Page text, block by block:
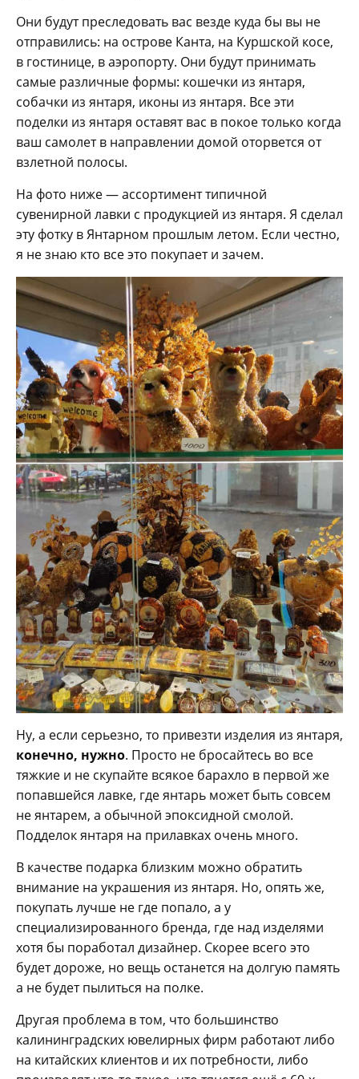
Они будут преследовать вас везде куда бы вы не
отправились: на острове Канта, на Куршской косе,
в гостинице, в аэропорту. Они будут принимать
самые различные формы: кошечки из янтаря,
собачки из янтаря, иконы из янтаря. Все эти
поделки из янтаря оставят вас в покое только когда
ваш самолет в направлении домой оторвется от
взлетной полосы.
На фото ниже — ассортимент типичной
сувенирной лавки с продукцией из янтаря. Я сделал
эту фотку в Янтарном прошлым летом. Если честно,
я не знаю кто все это покупает и зачем.
Ну, а если серьезно, то привезти изделия из янтаря,
конечно, нужно. Просто не бросайтесь во все
тяжкие и не скупайте всякое барахло в первой же
попавшейся лавке, где янтарь может быть совсем
не янтарем, а обычной эпоксидной смолой.
Подделок янтаря на прилавках очень много.
В качестве подарка близким можно обратить
внимание на украшения из янтаря. Но, опять же,
покупать лучше не где попало, а у
специализированного бренда, где над изделями
хотя бы поработал дизайнер. Скорее всего это
будет дороже, но вещь останется на долгую память
а не будет пылиться на полке.
Другая проблема в том, что большинство
калининградских ювелирных фирм работают либо
на китайских клиентов и их потребности, либо